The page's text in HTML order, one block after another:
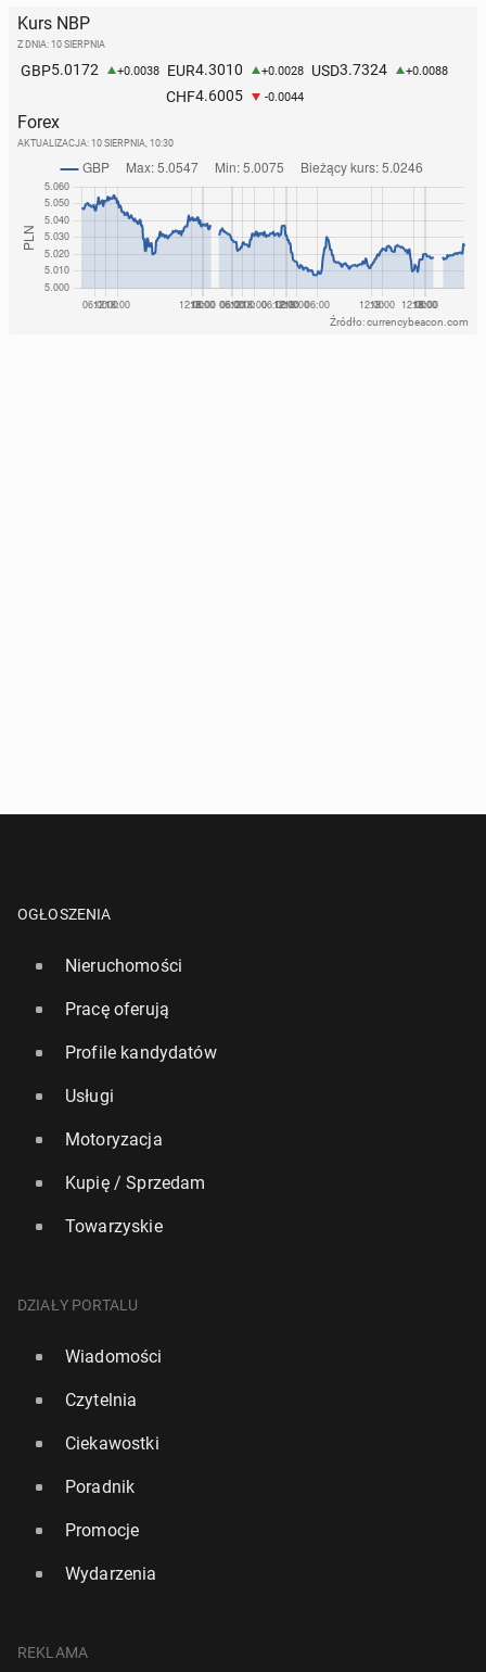
Kurs NBP
Z DNIA: 10 SIERPNIA
GBP5.0172 +0.0038 EUR4.3010 +0.0028 USD3.7324 +0.0088
CHF4.6005 -0.0044
Forex
AKTUALIZACJA: 10 SIERPNIA, 10:30
Źródło: currencybeacon.com
OGŁOSZENIA
Nieruchomości
Pracę oferują
Profile kandydatów
Usługi
Motoryzacja
Kupię / Sprzedam
Towarzyskie
DZIAŁY PORTALU
Wiadomości
Czytelnia
Ciekawostki
Poradnik
Promocje
Wydarzenia
REKLAMA